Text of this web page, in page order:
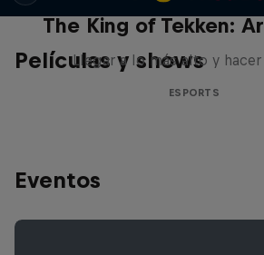
Películas y shows
The King of Tekken:
Llegar a lo más alto y
ESPORTS
Eventos